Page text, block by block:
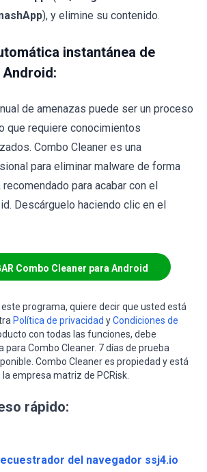
), y elimine su contenido.
instantánea de
Android:
de amenazas puede ser un proceso
que requiere conocimientos
Combo Cleaner es una
para eliminar malware de forma
para acabar con el
Descárguelo haciendo clic en el
Combo Cleaner para Android
programa, quiere decir que usted está
Política de privacidad yCondiciones de
con todas las funciones, debe
para Combo Cleaner. 7 días de prueba
Combo Cleaner es propiedad y está
la empresa matriz de PCRisk.
rápido:
del navegador ssj4.io